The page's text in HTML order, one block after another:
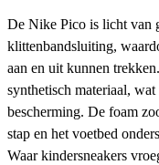
De Nike Pico is licht van
klittenbandsluiting,
aan en uit kunnen
synthetisch materiaal,
bescherming. De foam
stap en het voetbed
Waar kindersneakers